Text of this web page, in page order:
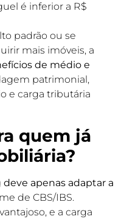
é inferior a R$
padrão ou se
mais imóveis, a
de médio e
patrimonial,
e carga tributária
quem já
deve apenas adaptar a
de CBS/IBS.
e a carga